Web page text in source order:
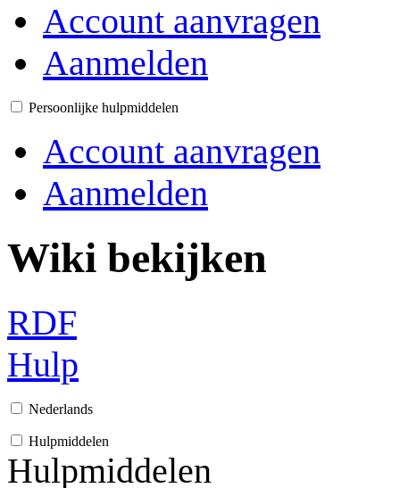
Account aanvragen
Aanmelden
Persoonlijke hulpmiddelen
Account aanvragen
Aanmelden
Wiki bekijken
RDF
Hulp
Nederlands
Hulpmiddelen
Hulpmiddelen